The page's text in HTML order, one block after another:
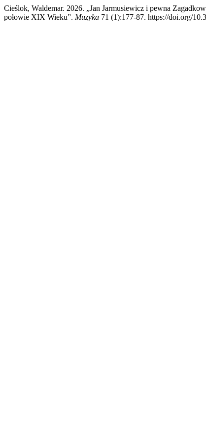
Cieślok, Waldemar. 2026. „Jan Jarmusiewicz i pewna
połowie XIX Wieku”. Muzyka 71 (1):177-87. https://doi.org/